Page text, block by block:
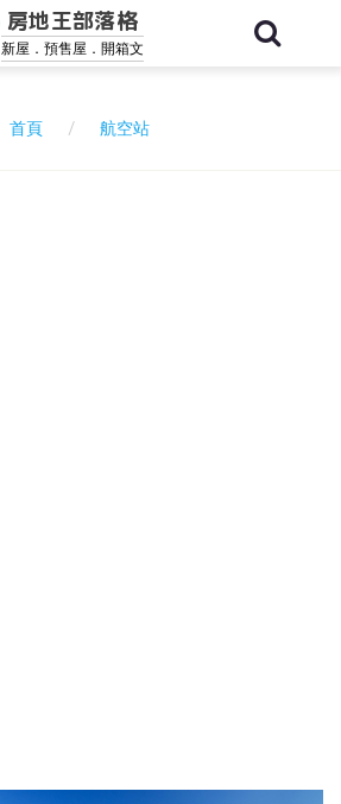
房地王部落格
新屋．預售屋．開箱文
首頁 航空站